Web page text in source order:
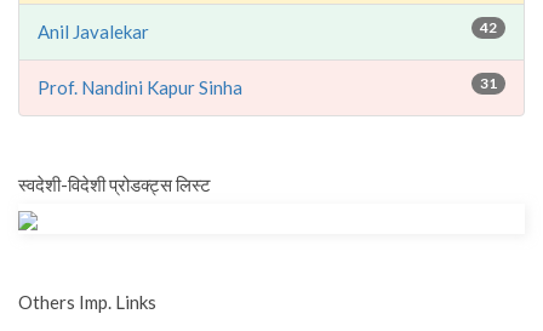
Anil Javalekar 42
Prof. Nandini Kapur Sinha 31
स्वदेशी-विदेशी प्रोडक्ट्स लिस्ट
Others Imp. Links